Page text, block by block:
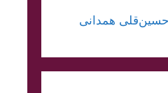
حسین‌قلی همدانی